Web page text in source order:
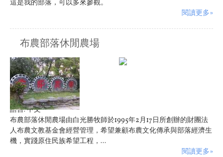
這是我的部落，可以多來參觀。
閱讀更多»
布農部落休閒農場
語言:中文
布農部落休閒農場由白光勝牧師於1995年2月17日所創辦的財團法
人布農文教基金會經營管理，希望兼顧布農文化傳承與部落經濟生
機，實踐原住民族希望工程，...
閱讀更多»